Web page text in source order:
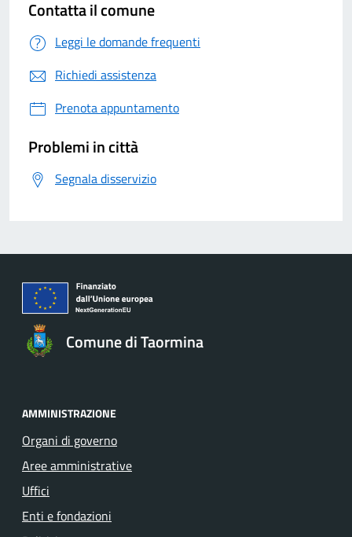
Contatta il comune
Leggi le domande frequenti
Richiedi assistenza
Prenota appuntamento
Problemi in città
Segnala disservizio
Comune di Taormina
AMMINISTRAZIONE
Organi di governo
Aree amministrative
Uffici
Enti e fondazioni